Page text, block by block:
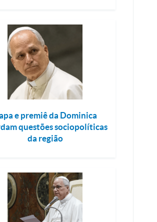
e premiê da Dominica
questões sociopolíticas
da região